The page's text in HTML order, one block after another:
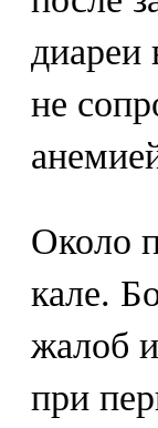
не
Около
кале.
жалоб
при